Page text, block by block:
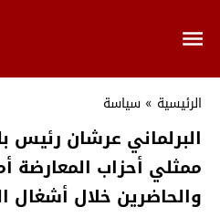
الرئيسية » سياسة
البرلماني عرشان رئيس
ممثلي أحزاب المعارضة
والحاضرين خلال أشغال